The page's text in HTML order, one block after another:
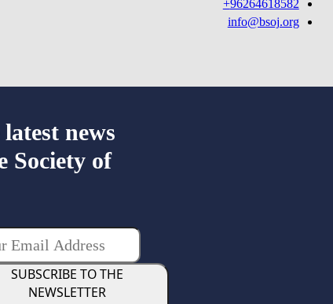
96264618582+
info@bsoj.org
news
Society of
SUBSCRIBE TO THE
NEWSLETTER